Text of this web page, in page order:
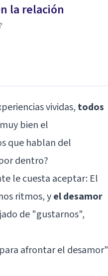
la relación
vividas, todos
bien el
que hablan del
dentro?
le cuesta aceptar: El
ritmos, yel desamor
de "gustarnos",
afrontar el desamor"